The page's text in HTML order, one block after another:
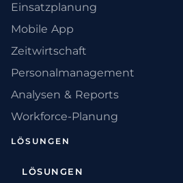
Einsatzplanung
Mobile App
Zeitwirtschaft
Personalmanagement
Analysen & Reports
Workforce-Planung
LÖSUNGEN
LÖSUNGEN